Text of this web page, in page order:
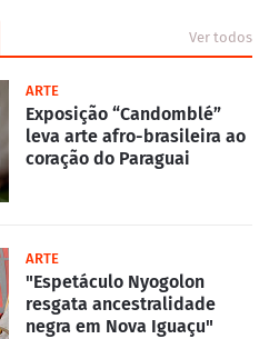
Ver todos
ARTE
Exposição “Candomblé”
leva arte afro-brasileira ao
coração do Paraguai
ARTE
"Espetáculo Nyogolon
resgata ancestralidade
negra em Nova Iguaçu"